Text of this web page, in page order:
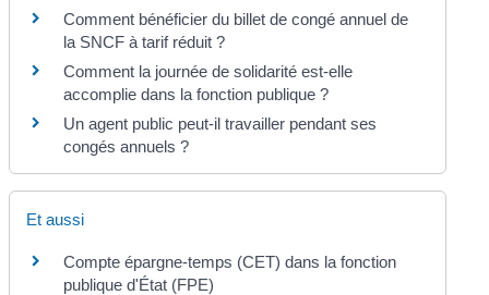
Comment bénéficier du billet de congé annuel de
la SNCF à tarif réduit ?
Comment la journée de solidarité est-elle
accomplie dans la fonction publique ?
Un agent public peut-il travailler pendant ses
congés annuels ?
Et aussi
Compte épargne-temps (CET) dans la fonction
publique d'État (FPE)